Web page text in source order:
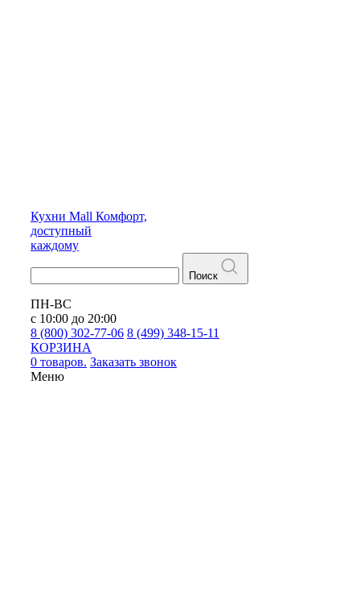
Кухни Mall Комфорт,
доступный
каждому
Поиск
ПН-ВС
с 10:00 до 20:00
8 (800) 302-77-06 8 (499) 348-15-11
КОРЗИНА
0 товаров. Заказать звонок
Меню